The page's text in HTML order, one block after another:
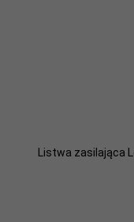
Listwa zasilająca